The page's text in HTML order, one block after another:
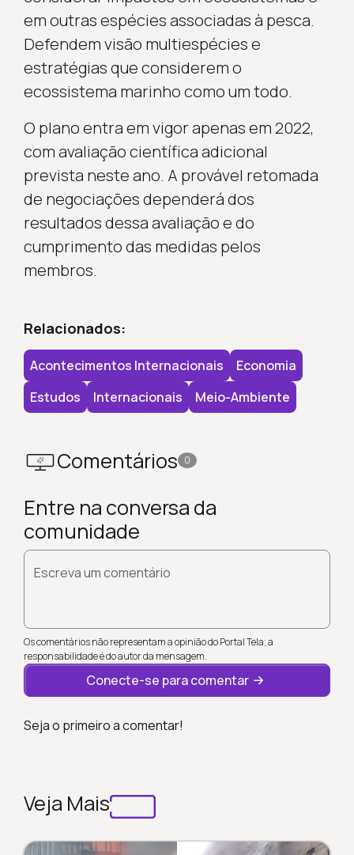
em outras espécies associadas à pesca.
Defendem visão multiespécies e
estratégias que considerem o
ecossistema marinho como um todo.
O plano entra em vigor apenas em 2022,
com avaliação científica adicional
prevista neste ano. A provável retomada
de negociações dependerá dos
resultados dessa avaliação e do
cumprimento das medidas pelos
membros.
Relacionados:
Acontecimentos Internacionais
Economia
Estudos
Internacionais Meio-Ambiente
Comentários 0
Entre na conversa da
comunidade
Escreva um comentário
Os comentários não representam a opinião do Portal Tela; a
responsabilidade é do autor da mensagem.
Conecte-se para comentar
Seja o primeiro a comentar!
Veja Mais